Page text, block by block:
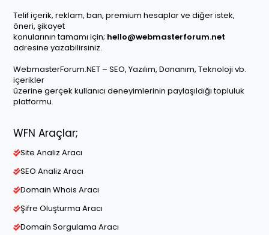
Telif içerik, reklam, ban, premium hesaplar ve diğer istek,
öneri, şikayet
konularının tamamı için; hello@webmasterforum.net
adresine yazabilirsiniz.
WebmasterForum.NET – SEO, Yazılım, Donanım, Teknoloji vb.
içerikler
üzerine gerçek kullanıcı deneyimlerinin paylaşıldığı topluluk
platformu.
WFN Araçlar;
Site Analiz Aracı
SEO Analiz Aracı
Domain Whois Aracı
Şifre Oluşturma Aracı
Domain Sorgulama Aracı